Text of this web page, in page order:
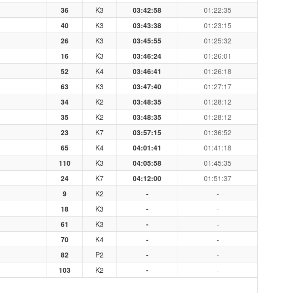
36 K3 03:42:58
01:22:35
40 K3 03:43:38
01:23:15
26 K3 03:45:55
01:25:32
16 K3 03:46:24
01:26:01
52 K4 03:46:41
01:26:18
63 K3 03:47:40
01:27:17
34 K2 03:48:35
01:28:12
35 K2 03:48:35
01:28:12
23 K7 03:57:15
01:36:52
65 K4 04:01:41
01:41:18
110 K3 04:05:58
01:45:35
24 K7 04:12:00
01:51:37
9 K2 -
-
18 K3 -
-
61 K3 -
-
70 K4 -
-
82 P2 -
-
103 K2 -
-